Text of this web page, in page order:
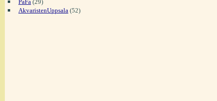
PaFa (29)
AkvaristenUppsala (52)